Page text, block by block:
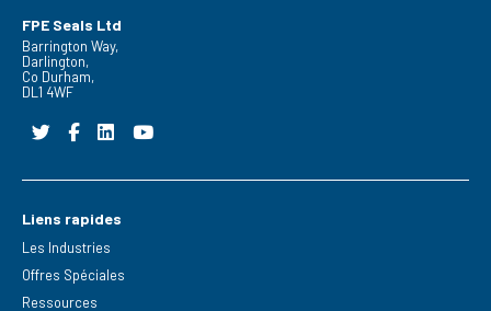
FPE Seals Ltd
Barrington Way,
Darlington,
Co Durham,
DL1 4WF
Liens rapides
Les Industries
Offres Spéciales
Ressources